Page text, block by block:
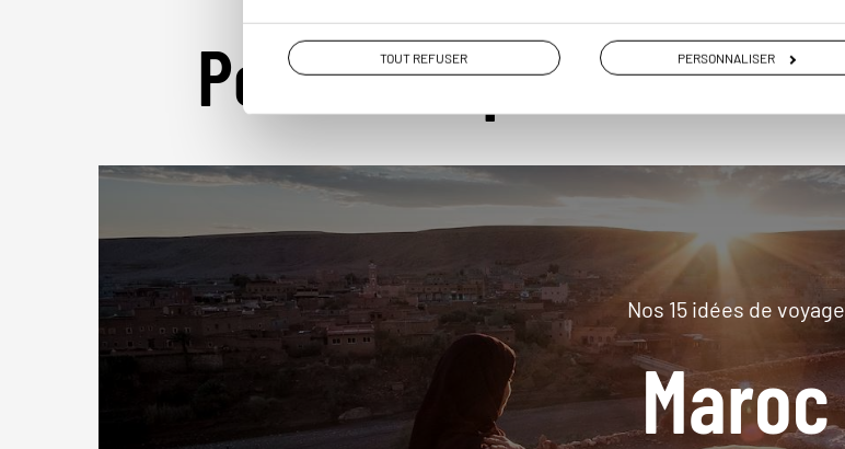
TOUT REFUSER PERSONNALISER
Pour aller plus loin
Nos 15 idées de voyage
Maroc